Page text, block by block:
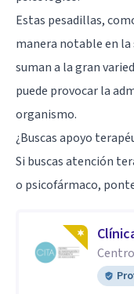
Estas pesadillas,
manera notable en la
suman a la gran
puede provocar la
organismo.
¿Buscas apoyo
Si buscas atención
o psicofármaco,